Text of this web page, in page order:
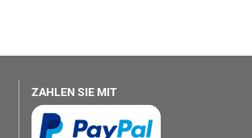
ZAHLEN SIE MIT